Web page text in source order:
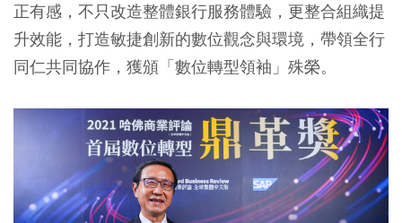
正有感，不只改造整體銀行服務體驗，更整合組織提
升效能，打造敏捷創新的數位觀念與環境，帶領全行
同仁共同協作，獲頒「數位轉型領袖」殊榮。